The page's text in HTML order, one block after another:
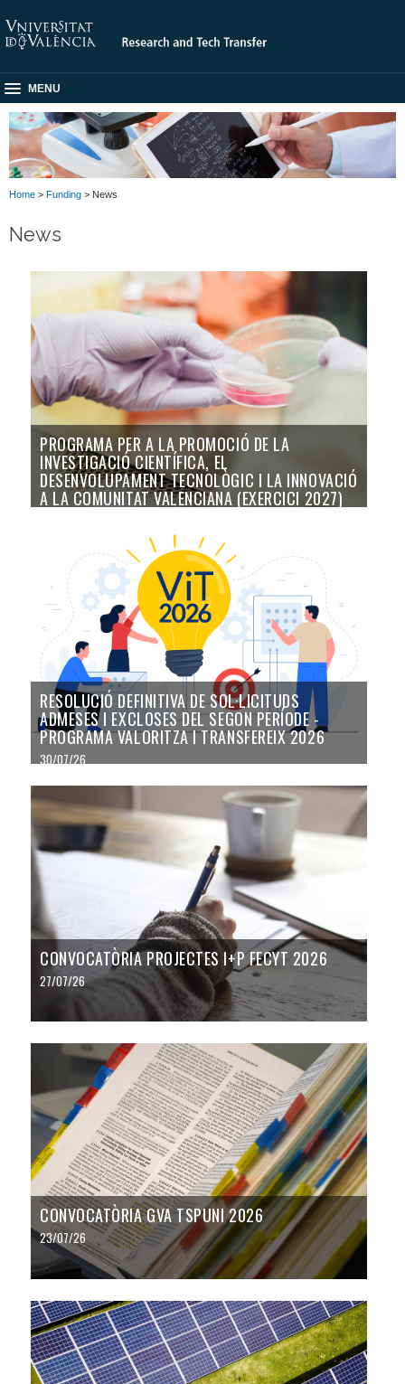
MENU
Home > Funding > News
News
PROGRAMA PER A LA PROMOCIÓ DE LA
INVESTIGACIÓ CIENTÍFICA, EL
DESENVOLUPAMENT TECNOLÒGIC I LA INNOVACIÓ
A LA COMUNITAT VALENCIANA (EXERCICI 2027)
RESOLUCIÓ DEFINITIVA DE SOL·LICITUDS
ADMESES I EXCLOSES DEL SEGON PERÍODE -
PROGRAMA VALORITZA I TRANSFEREIX 2026
30/07/26
CONVOCATÒRIA PROJECTES I+P FECYT 2026
27/07/26
CONVOCATÒRIA GVA TSPUNI 2026
23/07/26